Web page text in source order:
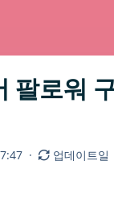
팔로워
· 업데이트